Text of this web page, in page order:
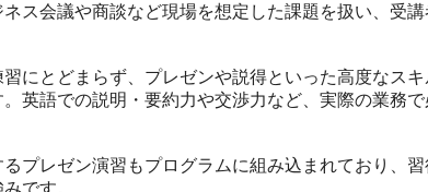
ネス会議や商談など現場を想定した課題を扱い、受
にとどまらず、プレゼンや説得といった高度なス
英語での説明・要約力や交渉力など、実際の業務
プレゼン演習もプログラムに組み込まれており、
です。